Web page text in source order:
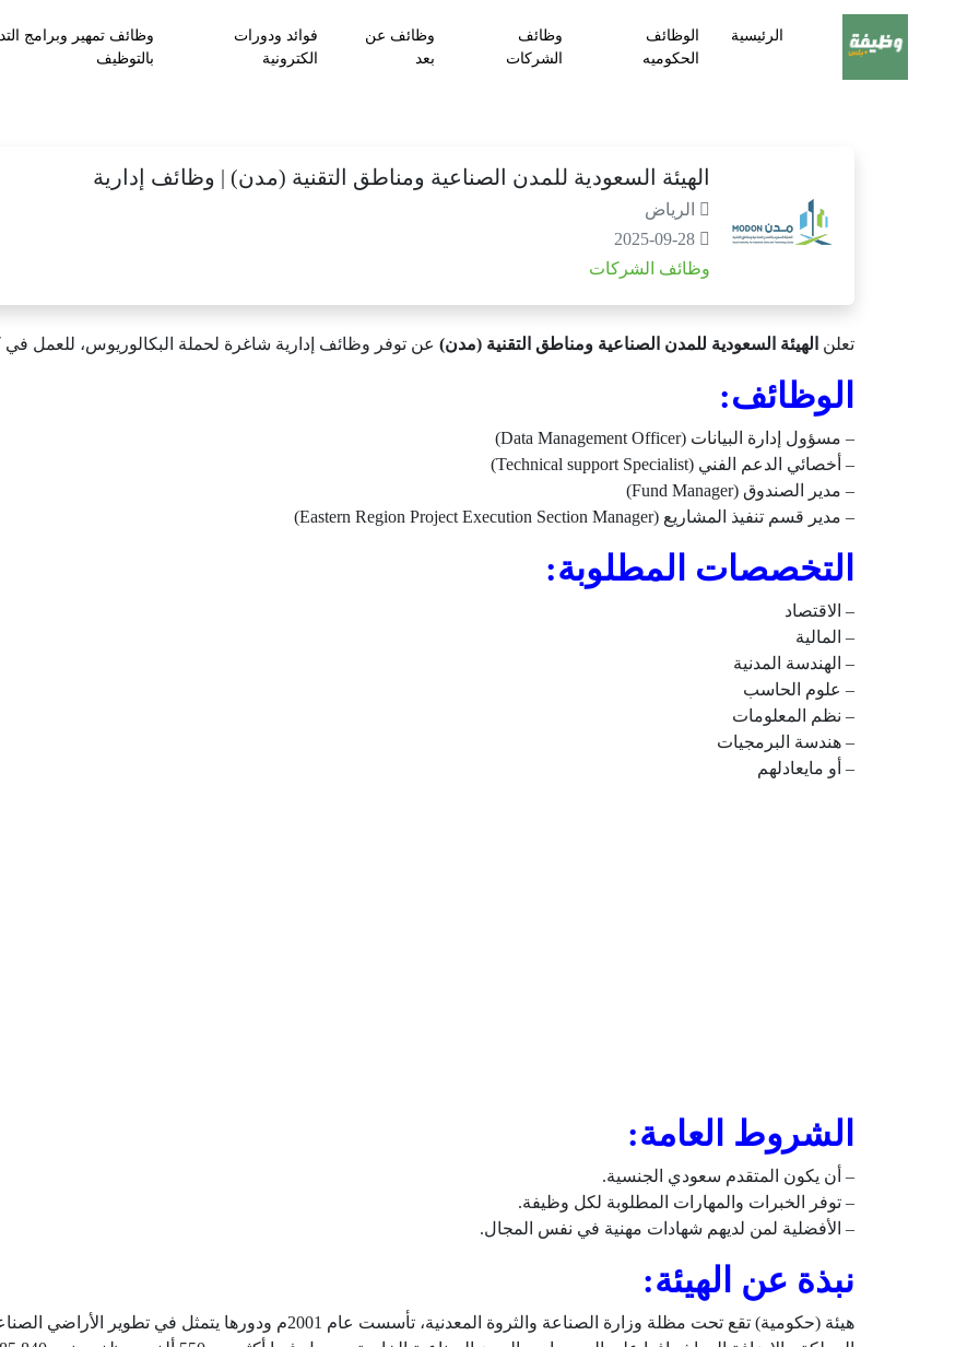
الرئيسية
الوظائف
الحكوميه
وظائف
الشركات
وظائف عن
بعد
فوائد ودورات
الكترونية
وظائف تمهير وبرامج
بالتوظيف
الهيئة السعودية للمدن الصناعية ومناطق التقنية (مدن) | وظائف إدارية
الرياض
2025-09-28
وظائف الشركات
تعلن الهيئة السعودية للمدن الصناعية ومناطق التقنية (مدن) عن توفر وظائف إدارية شاغرة لحملة البكالوريوس، للعمل في
الوظائف:
– مسؤول إدارة البيانات (Data Management Officer)
– أخصائي الدعم الفني (Technical support Specialist)
– مدير الصندوق (Fund Manager)
– مدير قسم تنفيذ المشاريع (Eastern Region Project Execution Section Manager)
التخصصات المطلوبة:
– الاقتصاد
– المالية
– الهندسة المدنية
– علوم الحاسب
– نظم المعلومات
– هندسة البرمجيات
– أو مايعادلهم
الشروط العامة:
– أن يكون المتقدم سعودي الجنسية.
– توفر الخبرات والمهارات المطلوبة لكل وظيفة.
– الأفضلية لمن لديهم شهادات مهنية في نفس المجال.
نبذة عن الهيئة:
هيئة (حكومية) تقع تحت مظلة وزارة الصناعة والثروة المعدنية، تأسست عام